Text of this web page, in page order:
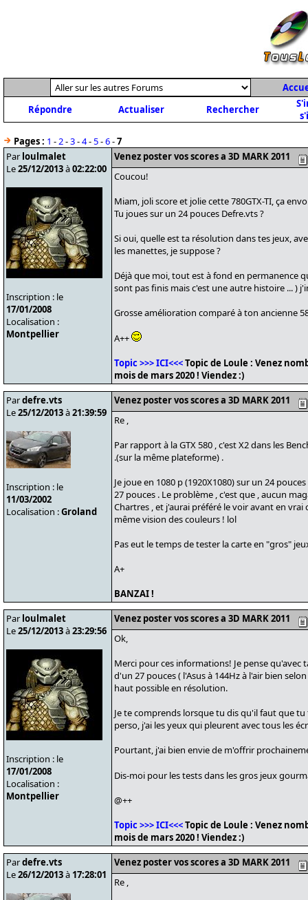
Répondre
Actualiser Rechercher
Pages : 1 -2-3-4-5-6-7
Par loulmalet
Le25/12/2013à02:22:00
Inscription : le
17/01/2008
Localisation :
Montpellier
Venez poster vos scores a 3D MARK 2011
Coucou!
Miam, joli score et jolie cette 780GTX-TI, ça
Tu joues sur un 24 pouces Defre.vts ?
Si oui, quelle est ta résolution dans tes jeux,
les manettes, je suppose ?
Déjà que moi, tout est à fond en permanence
sont pas finis mais c'est une autre histoire ... )
Grosse amélioration comparé à ton ancienne
A++
Topic >>> ICI<<<Topic de Loule : Venez
mois de mars 2020 ! Viendez :)
Pardefre.vts
Le25/12/2013à21:39:59
Inscription : le
11/03/2002
Localisation :Groland
Venez poster vos scores a 3D MARK 2011
Re ,
Par rapport à la GTX 580 , c'est X2 dans les
.(sur la même plateforme) .
Je joue en 1080 p (1920X1080) sur un 24
27 pouces . Le problème , c'est que , aucun
Chartres , et j'aurai préféré le voir avant en vrai
même vision des couleurs ! lol
Pas eut le temps de tester la carte en "gros"
A+
BANZAI !
Par loulmalet
Le25/12/2013à23:29:56
Inscription : le
17/01/2008
Localisation :
Montpellier
Venez poster vos scores a 3D MARK 2011
Ok,
Merci pour ces informations! Je pense qu'avec
d'un 27 pouces ( l'Asus à 144Hz à l'air bien
haut possible en résolution.
Je te comprends lorsque tu dis qu'il faut que
perso, j'ai les yeux qui pleurent avec tous les
Pourtant, j'ai bien envie de m'offrir
Dis-moi pour les tests dans les gros jeux
@++
Topic >>> ICI<<<Topic de Loule : Venez
mois de mars 2020 ! Viendez :)
Pardefre.vts
Le26/12/2013à 17:28:01
Venez poster vos scores a 3D MARK 2011
Re ,